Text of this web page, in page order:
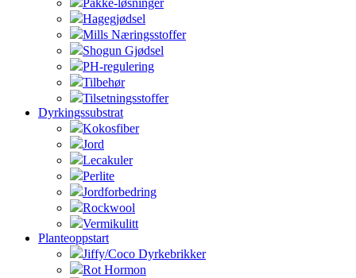
Pakke-løsninger
Hagegjødsel
Mills Næringsstoffer
Shogun Gjødsel
PH-regulering
Tilbehør
Tilsetningsstoffer
Dyrkingssubstrat
Kokosfiber
Jord
Lecakuler
Perlite
Jordforbedring
Rockwool
Vermikulitt
Planteoppstart
Jiffy/Coco Dyrkebrikker
Rot Hormon